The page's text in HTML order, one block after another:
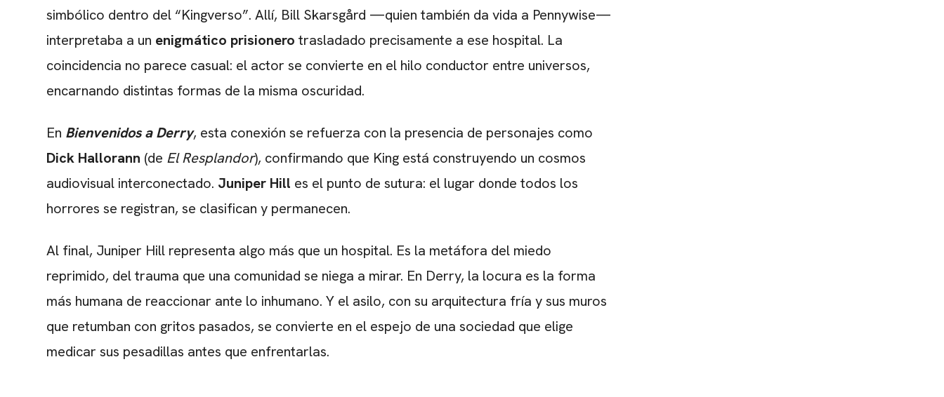
simbólico dentro del “Kingverso”. Allí, Bill Skarsgård —quien también da vida a Pennywise—
interpretaba a un enigmático prisionero trasladado precisamente a ese hospital. La
coincidencia no parece casual: el actor se convierte en el hilo conductor entre universos,
encarnando distintas formas de la misma oscuridad.
En Bienvenidos a Derry, esta conexión se refuerza con la presencia de personajes como
Dick Hallorann (de El Resplandor), confirmando que King está construyendo un cosmos
audiovisual interconectado. Juniper Hill es el punto de sutura: el lugar donde todos los
horrores se registran, se clasifican y permanecen.
Al final, Juniper Hill representa algo más que un hospital. Es la metáfora del miedo
reprimido, del trauma que una comunidad se niega a mirar. En Derry, la locura es la forma
más humana de reaccionar ante lo inhumano. Y el asilo, con su arquitectura fría y sus muros
que retumban con gritos pasados, se convierte en el espejo de una sociedad que elige
medicar sus pesadillas antes que enfrentarlas.